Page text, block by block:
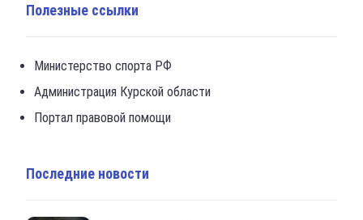
Полезные ссылки
Министерство спорта РФ
Администрация Курской области
Портал правовой помощи
Последние новости